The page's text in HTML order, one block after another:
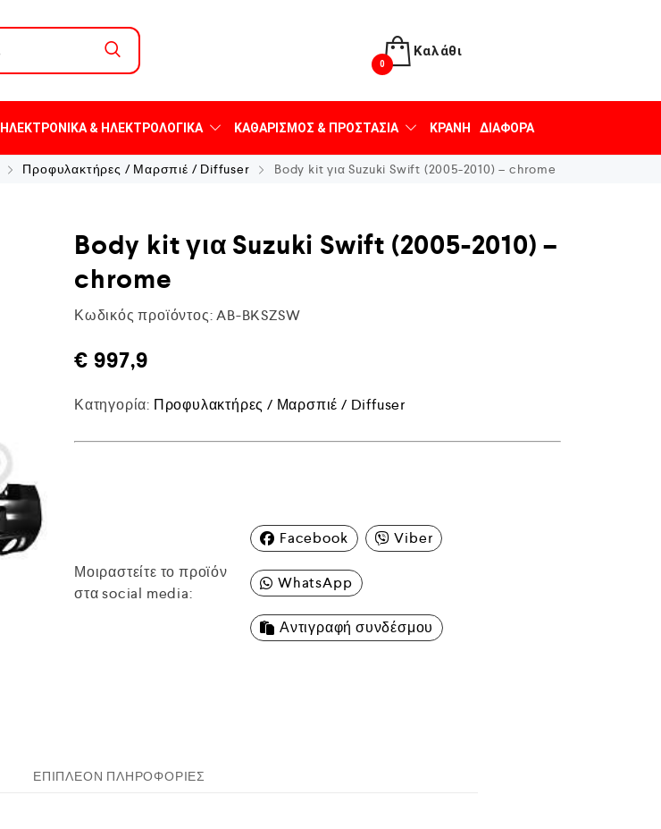
Καλάθι
0
ΗΛΕΚΤΡΟΝΙΚΆ & ΗΛΕΚΤΡΟΛΟΓΙΚΆ ΚΑΘΑΡΙΣΜΌΣ & ΠΡΟΣΤΑΣΊΑ ΚΡΆΝΗ ΔΙΆΦΟΡΑ
Προφυλακτήρες / Μαρσπιέ / Diffuser Body kit για Suzuki Swift (2005-2010) – chrome
Body kit για Suzuki Swift (2005-2010) –
chrome
Κωδικός προϊόντος: AB-BKSZSW
€ 997,9
Κατηγορία: Προφυλακτήρες / Μαρσπιέ / Diffuser
Μοιραστείτε το προϊόν
στα social media:
Facebook Viber
WhatsApp
Αντιγραφή συνδέσμου
ΕΠΙΠΛΈΟΝ ΠΛΗΡΟΦΟΡΊΕΣ